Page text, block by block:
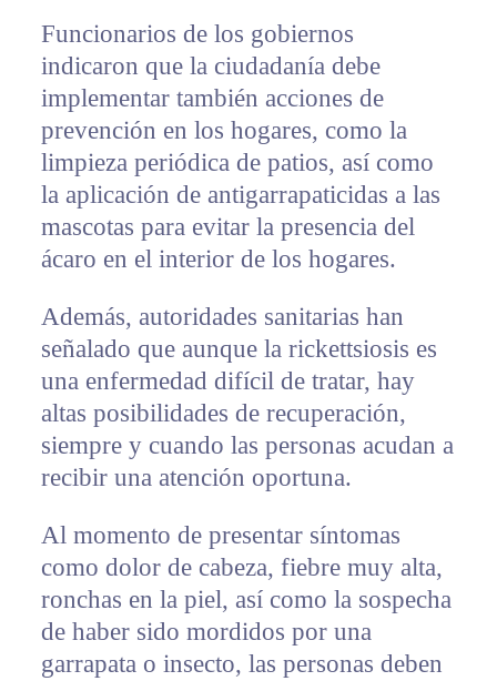
Funcionarios de los gobiernos
indicaron que la ciudadanía debe
implementar también acciones de
prevención en los hogares, como la
limpieza periódica de patios, así como
la aplicación de antigarrapaticidas a las
mascotas para evitar la presencia del
ácaro en el interior de los hogares.
Además, autoridades sanitarias han
señalado que aunque la rickettsiosis es
una enfermedad difícil de tratar, hay
altas posibilidades de recuperación,
siempre y cuando las personas acudan a
recibir una atención oportuna.
Al momento de presentar síntomas
como dolor de cabeza, fiebre muy alta,
ronchas en la piel, así como la sospecha
de haber sido mordidos por una
garrapata o insecto, las personas deben